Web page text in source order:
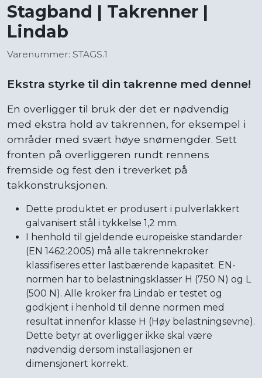
Stagband | Takrenner |
Lindab
Varenummer: STAGS.1
Ekstra styrke til din takrenne med denne!
En overligger til bruk der det er nødvendig
med ekstra hold av takrennen, for eksempel i
områder med svært høye snømengder.​​​ Sett
fronten på overliggeren rundt rennens
fremside og fest den i treverket på
takkonstruksjonen.
Dette produktet er produsert i pulverlakkert
galvanisert stål i tykkelse 1,2 mm.
I henhold til gjeldende europeiske standarder
(EN 1462:2005) må alle takrennekroker
klassifiseres etter lastbærende kapasitet. EN-
normen har to belastningsklasser H (750 N) og L
(500 N). Alle kroker fra Lindab er testet og
godkjent i henhold til denne normen med
resultat innenfor klasse H (Høy belastningsevne).
Dette betyr at overligger ikke skal være
nødvendig dersom installasjonen er
dimensjonert korrekt.